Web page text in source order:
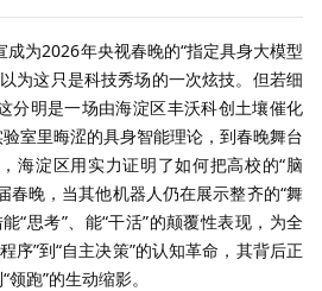
成为2026年央视春晚的“指定具身大模型
为这只是科技秀场的一次炫技。但若细
分明是一场由海淀区丰沃科创土壤催化
室里晦涩的具身智能理论，到春晚舞台
海淀区用实力证明了如何把高校的“脑
春晚，当其他机器人仍在展示整齐的“舞
“思考”、能“干活”的颠覆性表现，为全
序”到“自主决策”的认知革命，其背后正
跑”的生动缩影。